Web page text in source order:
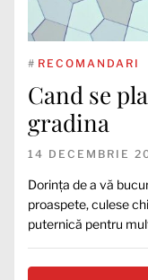
# RECOMANDARI
Cand se
gradina
14 DECEMBRIE
Dorința de a vă
proaspete, culese
puternică pentru